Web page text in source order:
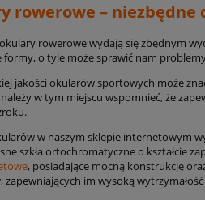
rowerowe – niezbędne
rowerowe wydają się zbędnym
o tyle może sprawić nam
jakości okularów sportowych może
w tym miejscu wspomnieć, że
w naszym sklepie internetowym
szkła ortochromatyczne o kształcie
, posiadające mocną konstrukcję
zapewniających im wysoką